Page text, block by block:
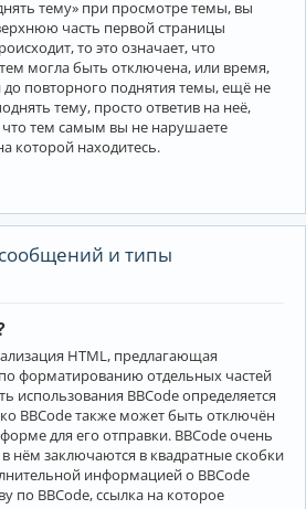
тему» при просмотре темы, вы
часть первой страницы
то это означает, что
могла быть отключена, или время,
повторного поднятия темы, ещё не
тему, просто ответив на неё,
что тем самым вы не нарушаете
которой находитесь.
и типы
HTML, предлагающая
форматированию отдельных частей
использования BBCode определяется
BBCode также может быть отключён
для его отправки. BBCode очень
нём заключаются в квадратные скобки
информацией о BBCode
по BBCode, ссылка на которое